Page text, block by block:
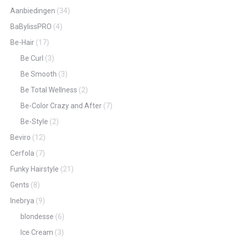
Aanbiedingen (34)
BaBylissPRO (4)
Be-Hair (17)
Be Curl (3)
Be Smooth (3)
Be Total Wellness (2)
Be-Color Crazy and After (7)
Be-Style (2)
Beviro (12)
Cerfola (7)
Funky Hairstyle (21)
Gents (8)
Inebrya (9)
blondesse (6)
Ice Cream (3)